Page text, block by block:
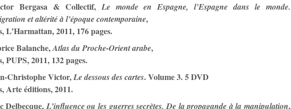
Bergasa & Collectif,Le monde en Espagne, l’Espagne dans le monde.
et altérité à l’époque contemporaine,
L’Harmattan, 2011, 176 pages.
Balanche,Atlas du Proche-Orient arabe,
PUPS, 2011, 132 pages.
Christophe Victor,Le dessous des cartes. Volume 3. 5 DVD
Arte éditions, 2011.
Delbecque,L’influence ou les guerres secrètes. De la propagande à la manipulation,